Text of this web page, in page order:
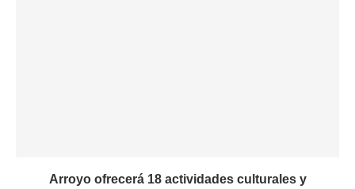
Arroyo ofrecerá 18 actividades culturales y